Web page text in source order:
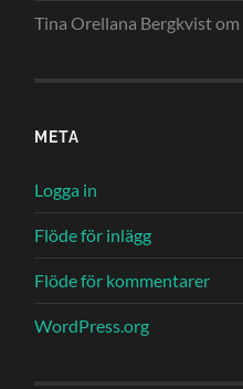
Tina Orellana Bergkvistom
META
Logga in
Flöde för inlägg
Flöde för kommentarer
WordPress.org